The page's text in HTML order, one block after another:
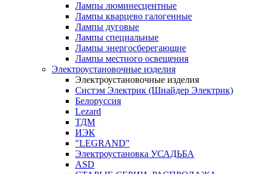
Лампы люминесцентные
Лампы кварцево галогенные
Лампы дуговые
Лампы специальные
Лампы энергосберегающие
Лампы местного освещения
Электроустановочные изделия
Электроустановочные изделия
Систэм Электрик (Шнайдер Электрик)
Белоруссия
Lezard
ТДМ
ИЭК
"LEGRAND"
Электроустановка УСАДЬБА
ASD